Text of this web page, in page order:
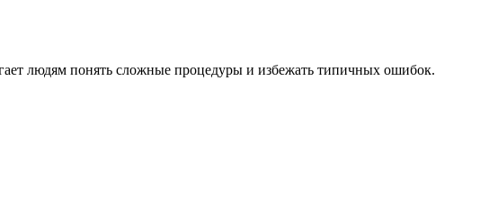
людям понять сложные процедуры и избежать типичных ошибок.